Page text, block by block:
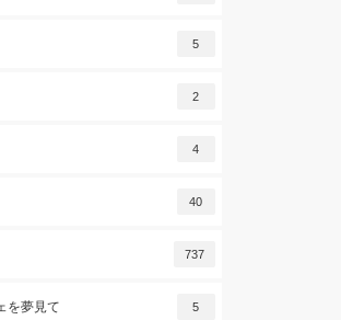
5
2
4
40
737
を夢見て 5